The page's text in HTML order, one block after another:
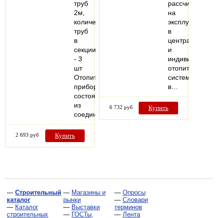
труб
2м,
количество
труб
в
секции
- 3
шт
Отопительный
прибор,
состоящий
из
соединенных…
2 693 руб Купить
рассчитанные
на
эксплуатацию
в
центральных
и
отопительных
системах
в…
6 732 руб Купить
— Строительный
каталог
— Каталог
строительных
— Магазины и
рынки
— Выставки
— ГОСТы,
— Опросы
— Словари
терминов
— Лента